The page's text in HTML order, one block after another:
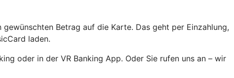
Betrag auf die Karte. Das geht per Einzahlung,
laden.
oder in der VR Banking App. Oder Sie rufen uns an – wir